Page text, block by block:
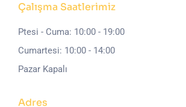
Çalışma Saatlerimiz
Ptesi - Cuma: 10:00 - 19:00
Cumartesi: 10:00 - 14:00
Pazar Kapalı
Adres